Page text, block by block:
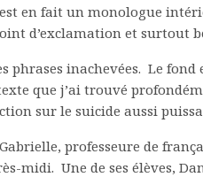
en fait un monologue
d’exclamation et surtout
phrases inachevées. Le
que j’ai trouvé
sur le suicide aussi
professeure de
midi. Une de ses élèves,